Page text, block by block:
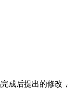
成后提出的修改，